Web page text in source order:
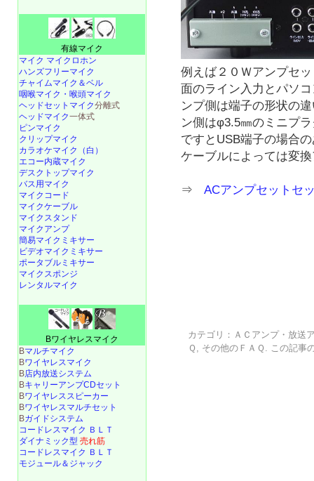
例えば２０Ｗアンプセ
面のライン入力とパソ
ンプ側は端子の形状の
ン側はφ3.5㎜のミニプ
ですとUSB端子の場合
ケーブルによっては変
⇒ACアンプセットセ
カテゴリ： ＡＣアンプ・放送
Ｑ
その他のＦＡＱ . この記事
有線マイク
マイク マイクロホン
ハンズフリーマイク
チャイムマイク＆ベル
咽喉マイク・喉頭マイク
ヘッドセットマイク分離式
ヘッドマイク一体式
ピンマイク
クリップマイク
カラオケマイク（白）
エコー内蔵マイク
デスクトップマイク
バス用マイク
マイクコード
マイクケーブル
マイクスタンド
マイクアンプ
簡易マイクミキサー
ビデオマイクミキサー
ポータブルミキサー
マイクスポンジ
レンタルマイク
Bワイヤレスマイク
Bマルチマイク
Bワイヤレスマイク
B店内放送システム
BキャリーアンプCDセット
Bワイヤレススピーカー
Bワイヤレスマルチセット
Bガイドシステム
コードレスマイク ＢＬＴ
ダイナミック型 売れ筋
コードレスマイク ＢＬＴ
モジュール＆ジャック